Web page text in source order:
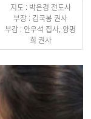
지도 : 박은경 전도사
부장 : 김국봉 권사
부감 : 안우석 집사, 양명
희 권사